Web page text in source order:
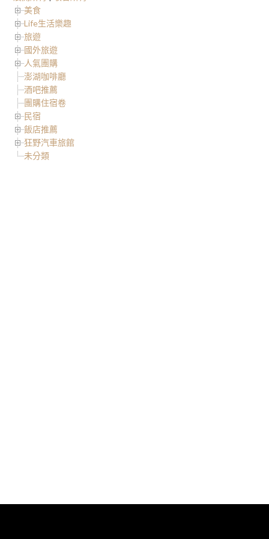
美食
Life生活樂趣
旅遊
國外旅遊
人氣團購
澎湖咖啡廳
酒吧推薦
團購住宿卷
民宿
飯店推薦
狂野汽車旅館
未分類